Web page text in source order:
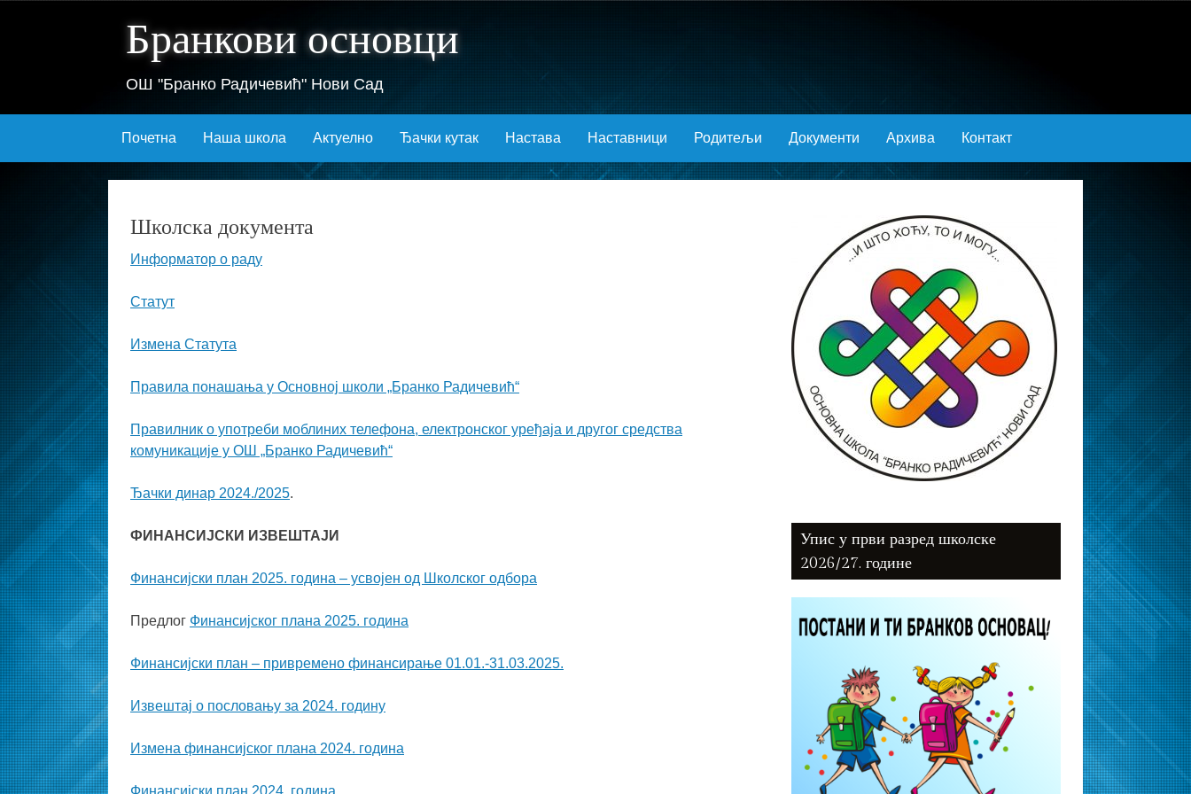
Бранкови основци
ОШ "Бранко Радичевић" Нови Сад
Skip
content
Почетна Наша школа Актуелно Ђачки кутак Настава Наставници Родитељи Документи Архива Контакт
Школска документа
Информатор о раду
Статут
Измена Статута
Правила понашања у Основној школи „Бранко Радичевић“
Правилник о употреби моблиних телефона, електронског уређаја и другог средства
комуникације у ОШ „Бранко Радичевић“
Ђачки динар 2024./2025.
ФИНАНСИЈСКИ ИЗВЕШТАЈИ
Финансијски план 2025. година – усвојен од Школског одбора
Предлог Финансијског плана 2025. година
Финансијски план – привремено финансирање 01.01.-31.03.2025.
Извештај о пословању за 2024. годину
Измена финансијског плана 2024. година
Финансијски план 2024. година
Упис у први разред школске
2026/27. године